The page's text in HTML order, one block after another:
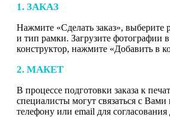
1. ЗАКАЗ
Нажмите «Сделать заказ», выберите
и тип рамки. Загрузите фотографии
конструктор, нажмите «Добавить в
2. МАКЕТ
В процессе подготовки заказа к
специалисты могут связаться с
телефону или email для согласования